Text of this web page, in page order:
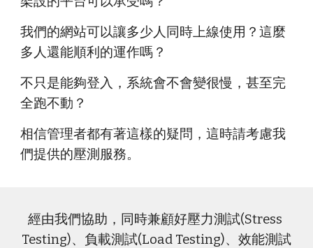
我們的網站可以讓多少人同時上線使用？這麼
多人還能順利的運作嗎？
不只是能夠登入 ， 系統會不會變很慢，甚至完
全跑不動？
相信管理者都有著這樣的疑問，這時請考慮我
們提供的壓測服務。
經由我們協助，同時兼顧好壓力測試(Stress
Testing)、負載測試(Load Testing)、效能測試